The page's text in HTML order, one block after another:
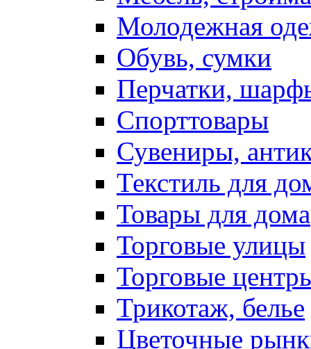
Молодежная
Обувь, сумки
Перчатки,
Спорттовары
Сувениры,
Текстиль для
Товары для дома
Торговые улицы
Торговые
Трикотаж, белье
Цветочные